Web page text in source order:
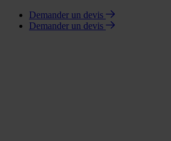
Demander un devis
Demander un devis